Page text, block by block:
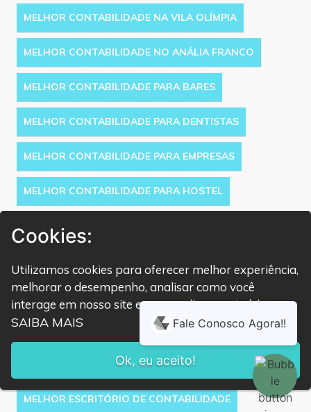
MELHOR CONTABILIDADE NA VILA OLÍMPIA
MELHOR CONTABILIDADE NO ANÁLIA FRANCO
MELHOR CONTABILIDADE PARA BARES
MELHOR CONTABILIDADE PARA DENTISTAS
MELHOR CONTABILIDADE PARA EMPRESAS
MELHOR CONTABILIDADE PARA HOSTEL
MELHOR CONTABILIDADE PARA MÉDICOS
MELHOR CONTADOR PARA EMPRESAS
MELHOR CONTADOR PARA MÉDICOS
MELHOR EMPRESA DE CONTADOR SP
MELHOR ESCRITÓRIO DE CONTABILIDADE
Cookies:
Utilizamos cookies para oferecer melhor experiência,
melhorar o desempenho, analisar como você
interage em nosso site e personalizar conteúdo.
SAIBA MAIS
Ok, eu aceito!